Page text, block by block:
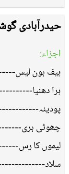
حیدرآبادی
اجزاء:
بیف بون
ہرا
چھوٹی
لیموں کا